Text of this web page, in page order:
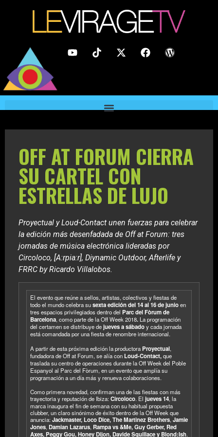
OFF AT FORUM CIERRA
SU CARTEL CON
ESTRELLAS DE LUJO
Proyectual y Loud-Contact unen fuerzas para celebrar
la edición más desenfadada de Off at Forum: tres
jornadas de música electrónica lideradas por
Circoloco, [A:rpia:r], Diynamic Outdoor, Afterlife y
FRRC by Ricardo Villalobos.
El evento que reúne a sellos, artistas, colectivos y fiestas de
todo el mundo celebra susexta edición del 14 al 16 de junioen
tres espacios privilegiados dentro del Parc del Fòrum de
Barcelona, como parte de la Off Week 2018. La programación
del certamen se distribuye dejueves a sábadoy cada jornada
está comandada por una fiesta de renombre internacional.
A partir de esta próxima edición la productora Proyectual,
fundadora de Off at Forum, se alía con Loud-Contact,que
traslada su centro de operaciones durante la Off Week del Poble
Espanyol al Parc del Fòrum, en un evento que amplía su
programación a un día más y renueva colaboraciones.
Como primera novedad, confirman una de las fiestas con más
trayectoria y reputación de Ibiza:Circoloco. El jueves 14, la
marca inaugura el fin de semana con su habitual propuesta
clubber, un claro sinónimo de éxito dentro de la Off Week que
anuncia:Jackmaster, Loco Dice, The Martinez Brothers, Jamie
Jones, Damian Lazarus, Rampa vs &Me, Guy Gerber, Red
Axes, Peggy Gou, Honey Dijon, Davide Squillace y Blond:Ish.